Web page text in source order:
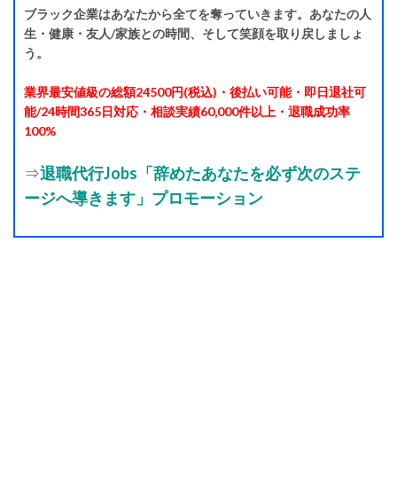
ブラック企業はあなたから全てを奪っていきます。あなたの人
生・健康・友人/家族との時間、そして笑顔を取り戻しましょ
う。
業界最安値級の総額24500円(税込)・後払い可能・即日退社可
能/24時間365日対応・相談実績60,000件以上・退職成功率
100%
⇒退職代行Jobs「辞めたあなたを必ず次のステ
ージへ導きます」プロモーション